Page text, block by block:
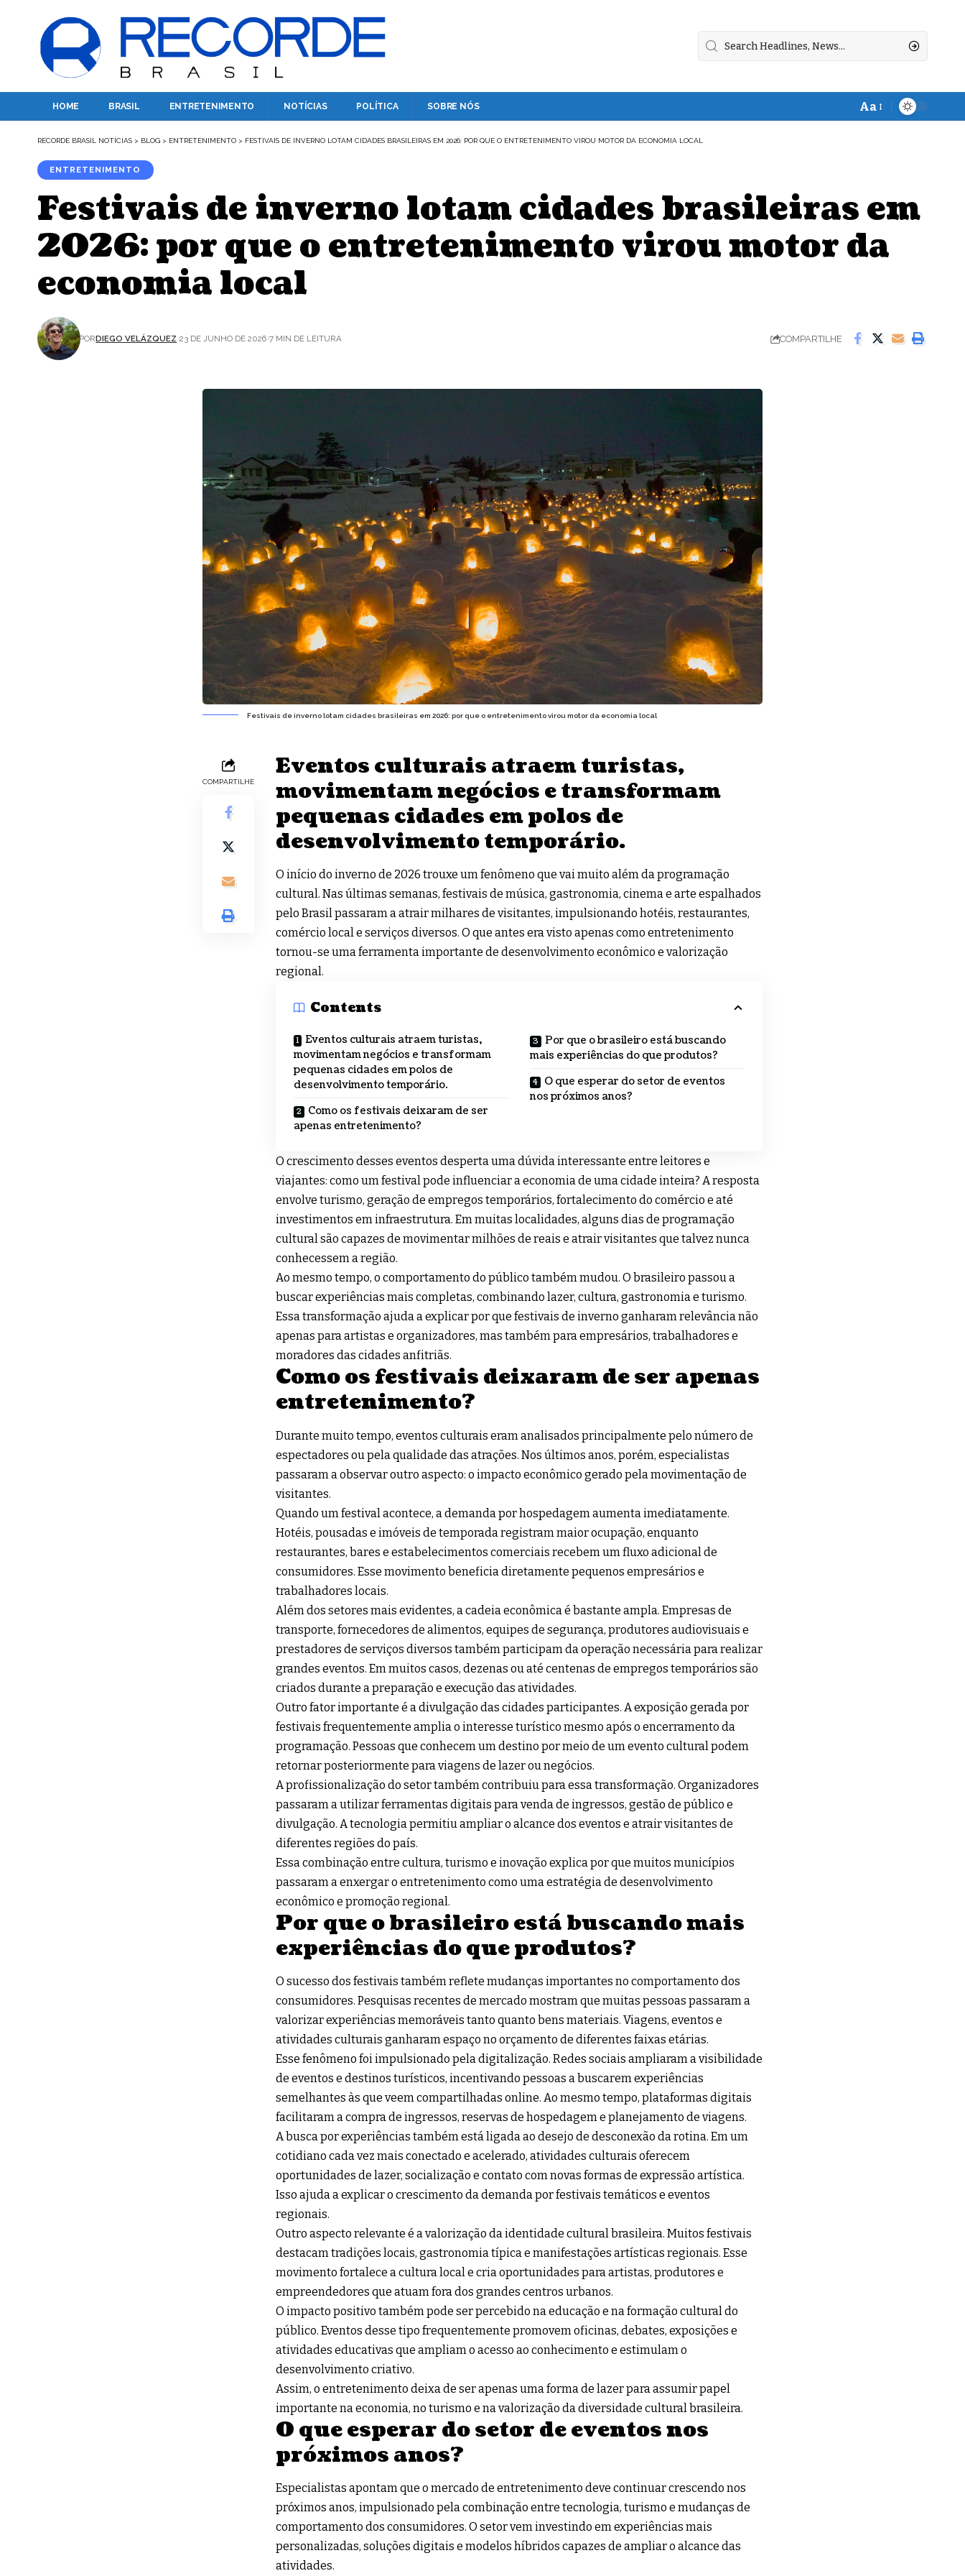
HOME BRASIL ENTRETENIMENTO NOTÍCIAS POLÍTICA SOBRE NÓS
Font
Aa
RECORDE BRASIL NOTÍCIAS > BLOG > ENTRETENIMENTO > FESTIVAIS DE INVERNO LOTAM CIDADES BRASILEIRAS EM 2026: POR QUE O ENTRETENIMENTO VIROU MOTOR DA ECONOMIA LOCAL
ENTRETENIMENTO
Festivais de inverno lotam cidades brasileiras em
2026: por que o entretenimento virou motor da
economia local
PORDIEGO VELÁZQUEZ 23 DE JUNHO DE 2026 7 MIN DE LEITURA COMPARTILHE
Festivais de inverno lotam cidades brasileiras em 2026: por que o entretenimento virou motor da economia local
COMPARTILHE
Eventos culturais atraem turistas,
movimentam negócios e transformam
pequenas cidades em polos de
desenvolvimento temporário.
O início do inverno de 2026 trouxe um fenômeno que vai muito além da programação
cultural. Nas últimas semanas, festivais de música, gastronomia, cinema e arte espalhados
pelo Brasil passaram a atrair milhares de visitantes, impulsionando hotéis, restaurantes,
comércio local e serviços diversos. O que antes era visto apenas como entretenimento
tornou-se uma ferramenta importante de desenvolvimento econômico e valorização
regional.
Contents
Eventos culturais atraem turistas,
movimentam negócios e transformam
pequenas cidades em polos de
desenvolvimento temporário.
Como os festivais deixaram de ser
apenas entretenimento?
Por que o brasileiro está buscando
mais experiências do que produtos?
O que esperar do setor de eventos
nos próximos anos?
O crescimento desses eventos desperta uma dúvida interessante entre leitores e
viajantes: como um festival pode influenciar a economia de uma cidade inteira? A resposta
envolve turismo, geração de empregos temporários, fortalecimento do comércio e até
investimentos em infraestrutura. Em muitas localidades, alguns dias de programação
cultural são capazes de movimentar milhões de reais e atrair visitantes que talvez nunca
conhecessem a região.
Ao mesmo tempo, o comportamento do público também mudou. O brasileiro passou a
buscar experiências mais completas, combinando lazer, cultura, gastronomia e turismo.
Essa transformação ajuda a explicar por que festivais de inverno ganharam relevância não
apenas para artistas e organizadores, mas também para empresários, trabalhadores e
moradores das cidades anfitriãs.
Como os festivais deixaram de ser apenas
entretenimento?
Durante muito tempo, eventos culturais eram analisados principalmente pelo número de
espectadores ou pela qualidade das atrações. Nos últimos anos, porém, especialistas
passaram a observar outro aspecto: o impacto econômico gerado pela movimentação de
visitantes.
Quando um festival acontece, a demanda por hospedagem aumenta imediatamente.
Hotéis, pousadas e imóveis de temporada registram maior ocupação, enquanto
restaurantes, bares e estabelecimentos comerciais recebem um fluxo adicional de
consumidores. Esse movimento beneficia diretamente pequenos empresários e
trabalhadores locais.
Além dos setores mais evidentes, a cadeia econômica é bastante ampla. Empresas de
transporte, fornecedores de alimentos, equipes de segurança, produtores audiovisuais e
prestadores de serviços diversos também participam da operação necessária para realizar
grandes eventos. Em muitos casos, dezenas ou até centenas de empregos temporários são
criados durante a preparação e execução das atividades.
Outro fator importante é a divulgação das cidades participantes. A exposição gerada por
festivais frequentemente amplia o interesse turístico mesmo após o encerramento da
programação. Pessoas que conhecem um destino por meio de um evento cultural podem
retornar posteriormente para viagens de lazer ou negócios.
A profissionalização do setor também contribuiu para essa transformação. Organizadores
passaram a utilizar ferramentas digitais para venda de ingressos, gestão de público e
divulgação. A tecnologia permitiu ampliar o alcance dos eventos e atrair visitantes de
diferentes regiões do país.
Essa combinação entre cultura, turismo e inovação explica por que muitos municípios
passaram a enxergar o entretenimento como uma estratégia de desenvolvimento
econômico e promoção regional.
Por que o brasileiro está buscando mais
experiências do que produtos?
O sucesso dos festivais também reflete mudanças importantes no comportamento dos
consumidores. Pesquisas recentes de mercado mostram que muitas pessoas passaram a
valorizar experiências memoráveis tanto quanto bens materiais. Viagens, eventos e
atividades culturais ganharam espaço no orçamento de diferentes faixas etárias.
Esse fenômeno foi impulsionado pela digitalização. Redes sociais ampliaram a visibilidade
de eventos e destinos turísticos, incentivando pessoas a buscarem experiências
semelhantes às que veem compartilhadas online. Ao mesmo tempo, plataformas digitais
facilitaram a compra de ingressos, reservas de hospedagem e planejamento de viagens.
A busca por experiências também está ligada ao desejo de desconexão da rotina. Em um
cotidiano cada vez mais conectado e acelerado, atividades culturais oferecem
oportunidades de lazer, socialização e contato com novas formas de expressão artística.
Isso ajuda a explicar o crescimento da demanda por festivais temáticos e eventos
regionais.
Outro aspecto relevante é a valorização da identidade cultural brasileira. Muitos festivais
destacam tradições locais, gastronomia típica e manifestações artísticas regionais. Esse
movimento fortalece a cultura local e cria oportunidades para artistas, produtores e
empreendedores que atuam fora dos grandes centros urbanos.
O impacto positivo também pode ser percebido na educação e na formação cultural do
público. Eventos desse tipo frequentemente promovem oficinas, debates, exposições e
atividades educativas que ampliam o acesso ao conhecimento e estimulam o
desenvolvimento criativo.
Assim, o entretenimento deixa de ser apenas uma forma de lazer para assumir papel
importante na economia, no turismo e na valorização da diversidade cultural brasileira.
O que esperar do setor de eventos nos
próximos anos?
Especialistas apontam que o mercado de entretenimento deve continuar crescendo nos
próximos anos, impulsionado pela combinação entre tecnologia, turismo e mudanças de
comportamento dos consumidores. O setor vem investindo em experiências mais
personalizadas, soluções digitais e modelos híbridos capazes de ampliar o alcance das
atividades.